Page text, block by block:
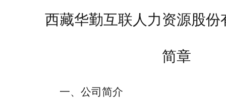
西藏华勤互联人力资源股份
简章
一、公司简介